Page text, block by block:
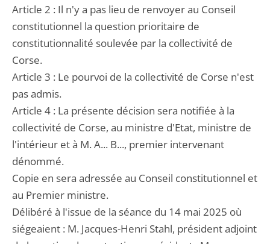
Article 2 : Il n'y a pas lieu de renvoyer au Conseil
constitutionnel la question prioritaire de
constitutionnalité soulevée par la collectivité de
Corse.
Article 3 : Le pourvoi de la collectivité de Corse n'est
pas admis.
Article 4 : La présente décision sera notifiée à la
collectivité de Corse, au ministre d'Etat, ministre de
l'intérieur et à M. A... B..., premier intervenant
dénommé.
Copie en sera adressée au Conseil constitutionnel et
au Premier ministre.
Délibéré à l'issue de la séance du 14 mai 2025 où
siégeaient : M. Jacques-Henri Stahl, président adjoint